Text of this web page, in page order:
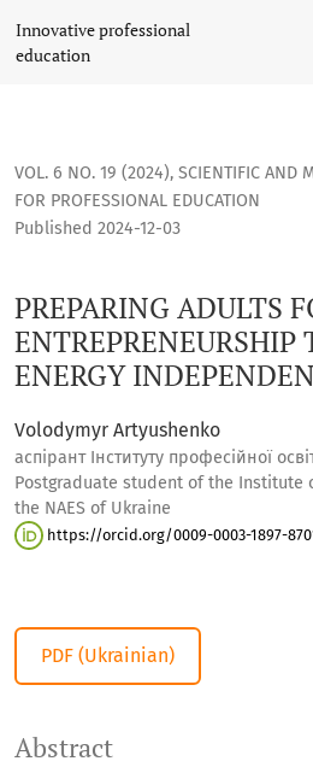
PREPARING ADULTS FOR
Innovative professional
education
VOL. 6 NO. 19 (2024), SCIENTIFIC AND
FOR PROFESSIONAL EDUCATION
PREPARING ADULTS
ENTREPRENEURSHIP
ENERGY
Published 2024-12-03
Volodymyr Artyushenko
аспірант Інституту професійної
Postgraduate student of the Institute
the NAES of Ukraine
https://orcid.org/0009-0003-1897-
PDF (Ukrainian)
Abstract